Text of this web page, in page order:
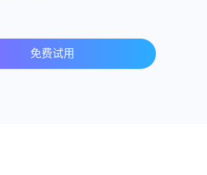
免费试用